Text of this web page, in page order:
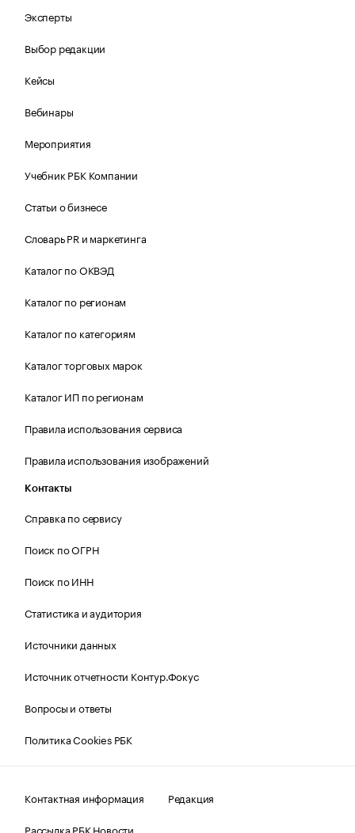
Эксперты
Выбор редакции
Кейсы
Вебинары
Мероприятия
Учебник РБК Компании
Статьи о бизнесе
Словарь PR и маркетинга
Каталог по ОКВЭД
Каталог по регионам
Каталог по категориям
Каталог торговых марок
Каталог ИП по регионам
Правила использования сервиса
Правила использования изображений
Контакты
Справка по сервису
Поиск по ОГРН
Поиск по ИНН
Статистика и аудитория
Источники данных
Источник отчетности Контур.Фокус
Вопросы и ответы
Политика Cookies РБК
Контактная информация
Редакция
Рассылка РБК Новости